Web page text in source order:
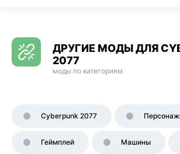
ДРУГИЕ МОДЫ ДЛЯ
2077
моды по категориям
Cyberpunk 2077
Геймплей Машины